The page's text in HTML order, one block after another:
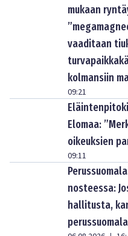
mukaan
vaaditaan
kolmansiin
09:21
Elomaa:
oikeuksien
09:11
nosteessa:
hallitusta,